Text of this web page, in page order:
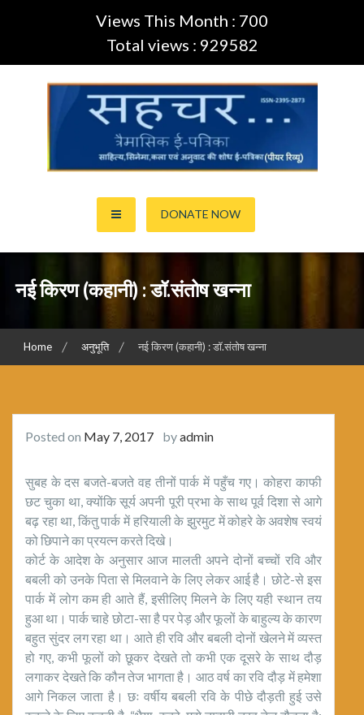
Views This Month : 700
Total views : 929582
सहचर ई-पत्रिका… (ISSN:2395-
2873)
DONATE NOW
नई किरण (कहानी) : डॉ.संतोष खन्ना
Home अनुभूति नई किरण (कहानी) : डॉ.संतोष खन्ना
Posted on May 7, 2017 byadmin
सुबह के दस बजते-बजते वह तीनों पार्क में पहुँच गए। कोहरा काफी
छट चुका था, क्योंकि सूर्य अपनी पूरी प्रभा के साथ पूर्व दिशा से आगे
बढ़ रहा था, किंतु पार्क में हरियाली के झुरमुट में कोहरे के अवशेष स्वयं
को छिपाने का प्रयत्न करते दिखे।
कोर्ट के आदेश के अनुसार आज मालती अपने दोनों बच्चों रवि और
बबली को उनके पिता से मिलवाने के लिए लेकर आई है। छोटे-से इस
पार्क में लोग कम ही आते हैं, इसीलिए मिलने के लिए यही स्थान तय
हुआ था। पार्क चाहे छोटा-सा है पर पेड़ और फूलों के बाहुल्य के कारण
बहुत सुंदर लग रहा था। आते ही रवि और बबली दोनों खेलने में व्यस्त
हो गए, कभी फूलों को छूकर देखते तो कभी एक दूसरे के साथ दौड़
लगाकर देखते कि कौन तेज भागता है। आठ वर्ष का रवि दौड़ में हमेशा
आगे निकल जाता है। छः वर्षीय बबली रवि के पीछे दौड़ती हुई उसे